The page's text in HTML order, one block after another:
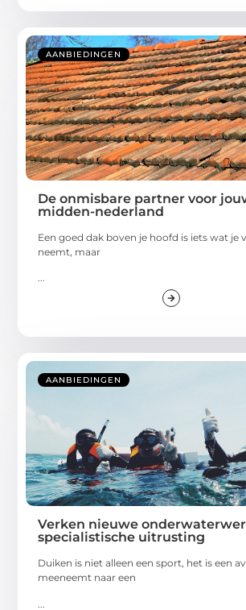
AANBIEDINGEN
De onmisbare partner voor
midden-nederland
Een goed dak boven je hoofd is iets wat je
neemt, maar
...
AANBIEDINGEN
Verken nieuwe
specialistische uitrusting
Duiken is niet alleen een sport, het is een
meeneemt naar een